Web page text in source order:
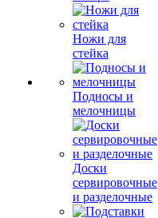
Ножи для
стейка
Подносы и
мелочницы
Доски
сервировочные
и разделочные